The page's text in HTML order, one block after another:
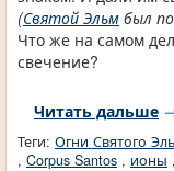
(Святой Эльм был
Что же на самом
свечение?
Читать дальше
Теги: Огни Святого
, Corpus Santos , ионы ,